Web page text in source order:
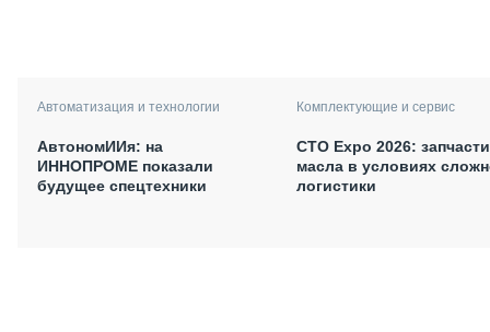
Автоматизация и технологии
АвтономИИя: на
ИННОПРОМЕ показали
будущее спецтехники
Комплектующие и сервис
СТО Expo 2026:
масла в условиях
логистики